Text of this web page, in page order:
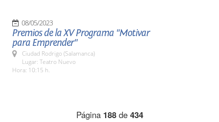
08/05/2023
Premios de la XV Programa "Motivar
para Emprender"
Ciudad Rodrigo (Salamanca)
Lugar: Teatro Nuevo
Hora: 10:15 h.
Página 188de 434